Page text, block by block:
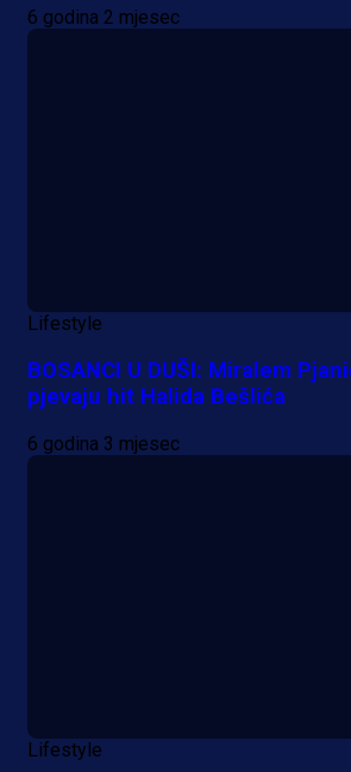
6 godina 2 mjesec
Lifestyle
BOSANCI U DUŠI: Miralem
pjevaju hit Halida Bešlića
6 godina 3 mjesec
Lifestyle